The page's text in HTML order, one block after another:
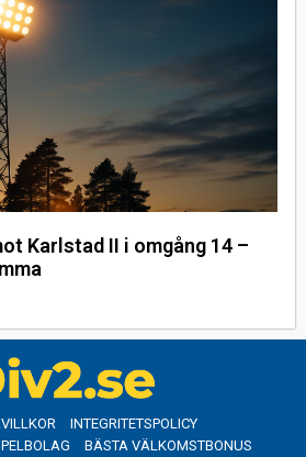
Karlstad II i omgång 14 –
INTEGRITETSPOLICY
BÄSTA VÄLKOMSTBONUS